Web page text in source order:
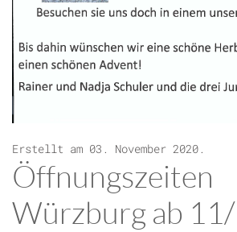
Erstellt am 03. November 2020 .
Öffnungszeiten
Würzburg ab